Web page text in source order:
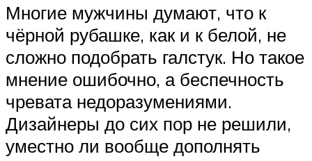
Многие мужчины думают, что к
чёрной рубашке, как и к белой, не
сложно подобрать галстук. Но такое
мнение ошибочно, а беспечность
чревата недоразумениями.
Дизайнеры до сих пор не решили,
уместно ли вообще дополнять